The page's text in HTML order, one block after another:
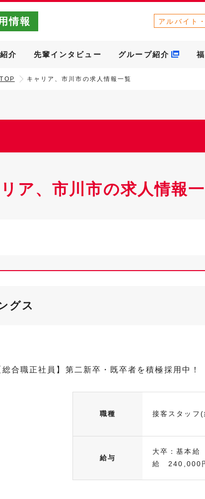
情報 アルバイト
介 先輩インタビュー グループ紹介
キャリア、市川市の求人情報一覧
ア、市川市の求人情報
グス
合職正社員】第二新卒・既卒者を積極採用中！
職種 接客スタッフ
給与
大卒：基本
給 240,000